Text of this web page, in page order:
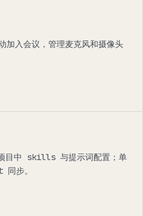
入会议，管理麦克风和摄像头
目中 skills 与提示词配置；单
步。